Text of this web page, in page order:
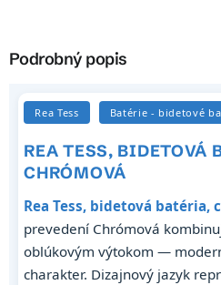
Podrobný popis
Rea Tess Batérie - bidetové
REA TESS, BIDETOVÁ
CHRÓMOVÁ
Rea Tess, bidetová batéria,
prevedení Chrómová
oblúkovým výtokom —
charakter. Dizajnový jazyk